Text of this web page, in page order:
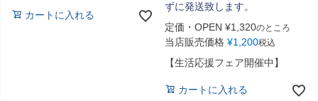
カートに入れる
ずに発送致します。
定価・OPEN ¥1,320のところ
当店販売価格 ¥1,200税込
【生活応援フェア開催中】
カートに入れる